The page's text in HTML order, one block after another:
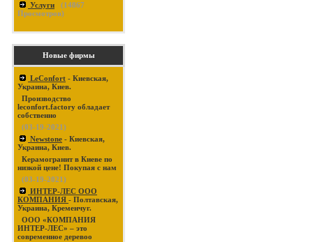
Услуги (14867
Просмотров)
Новые фирмы
LeConfort - Киевская,
Украина, Киев.
Производство
leconfort.factory обладает
собственно
(03-19-2021)
Newstone - Киевская,
Украина, Киев.
Керамогранит в Киеве по
низкой цене! Покупая с нам
(03-19-2021)
ИНТЕР-ЛЕС ООО
КОМПАНИЯ - Полтавская,
Украина, Кременчуг.
ООО «КОМПАНИЯ
ИНТЕР-ЛЕС» – это
современное деревоо